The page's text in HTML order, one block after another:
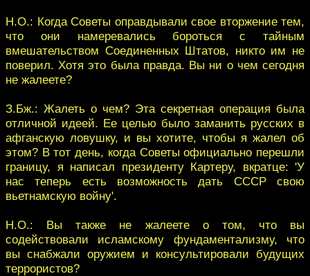
Н.О.: Когда Советы оправдывали свое вторжение тем,
что они намеревались бороться с тайным
вмешательством Соединенных Штатов, никто им не
поверил. Хотя это была правда. Вы ни о чем сегодня
не жалеете?
З.Бж.: Жалеть о чем? Эта секретная операция была
отличной идеей. Ее целью было заманить русских в
афганскую ловушку, и вы хотите, чтобы я жалел об
этом? В тот день, когда Советы официально перешли
границу, я написал президенту Картеру, вкратце: 'У
нас теперь есть возможность дать СССР свою
вьетнамскую войну'.
Н.О.: Вы также не жалеете о том, что вы
содействовали исламскому фундаментализму, что
вы снабжали оружием и консультировали будущих
террористов?